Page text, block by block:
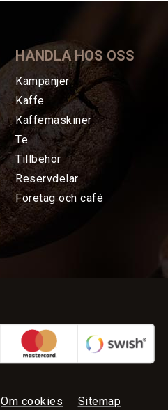
HANDLA HOS OSS
Kampanjer
Kaffe
Kaffemaskiner
Te
Tillbehör
Reservdelar
Företag och café
Om cookies | Sitemap